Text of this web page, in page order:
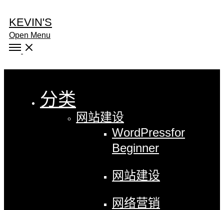
KEVIN'S
Open Menu
分类
网站建设
WordPressfor
Beginner
网站建设
网络营销